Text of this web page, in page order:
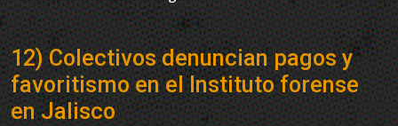
12) Colectivos denuncian pagos y
favoritismo en el Instituto forense
en Jalisco